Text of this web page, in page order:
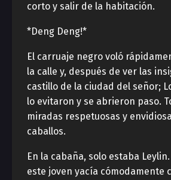
corto y salir de la habitación.
*Deng Deng!*
El carruaje negro voló
la calle y, después de ver las
castillo de la ciudad del señor;
lo evitaron y se abrieron paso.
miradas respetuosas y
caballos.
En la cabaña, solo estaba
este joven yacía cómodamente